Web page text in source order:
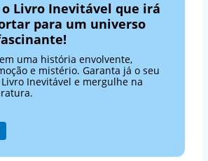
o Livro Inevitável que irá
para um universo
uma história envolvente,
e mistério. Garanta já o seu
Inevitável e mergulhe na